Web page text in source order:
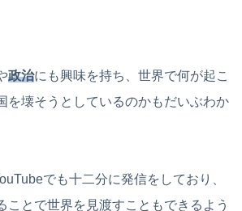
政治にも興味を持ち、世界で何が起こ
を壊そうとしているのかもだいぶわか
でも十二分に発信をしており、
ことで世界を見渡すこともできるよう